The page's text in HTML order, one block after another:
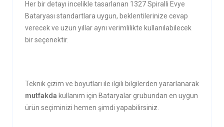
Her bir detayı incelikle tasarlanan 1327 Spiralli Evye
Bataryası standartlara uygun, beklentilerinize cevap
verecek ve uzun yıllar aynı verimlilikte kullanılabilecek
bir seçenektir.
Teknik çizim ve boyutları ile ilgili bilgilerden yararlanarak
mutfakda kullanım için Bataryalar grubundan en uygun
ürün seçiminizi hemen şimdi yapabilirsiniz.